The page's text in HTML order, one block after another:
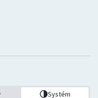
Systém